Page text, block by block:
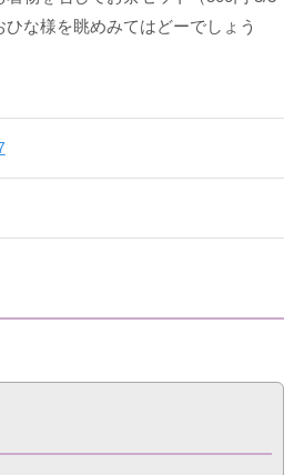
な様を眺めみてはどーでしょう